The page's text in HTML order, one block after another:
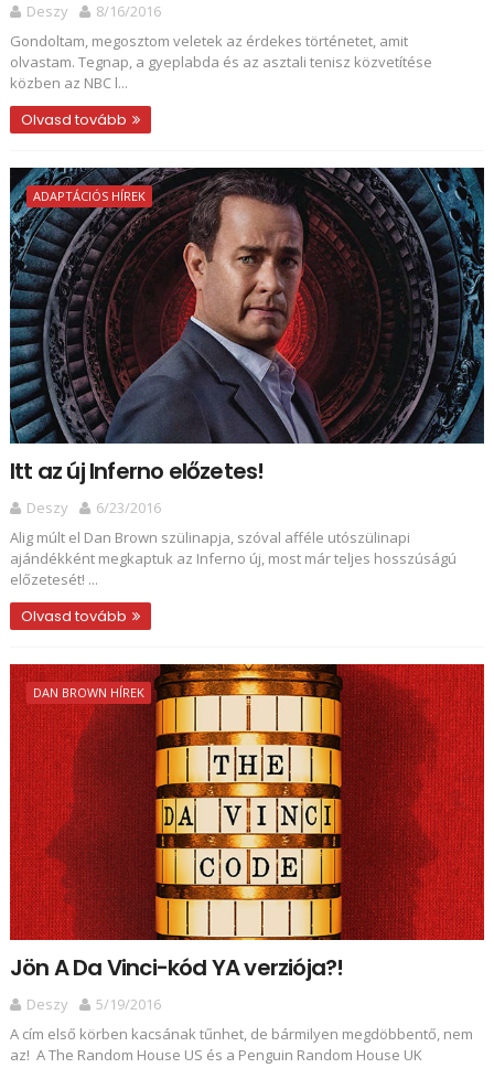
Deszy
8/16/2016
Gondoltam, megosztom veletek az érdekes történetet, amit
olvastam. Tegnap, a gyeplabda és az asztali tenisz közvetítése
közben az NBC l...
Olvasd tovább
ADAPTÁCIÓS HÍREK
Itt az új Inferno előzetes!
Deszy
6/23/2016
Alig múlt el Dan Brown szülinapja, szóval afféle utószülinapi
ajándékként megkaptuk az Inferno új, most már teljes hosszúságú
előzetesét! ...
Olvasd tovább
DAN BROWN HÍREK
Jön A Da Vinci-kód YA verziója?!
Deszy
5/19/2016
A cím első körben kacsának tűnhet, de bármilyen megdöbbentő, nem
az! A The Random House US és a Penguin Random House UK